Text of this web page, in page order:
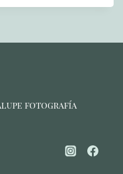
fotografía